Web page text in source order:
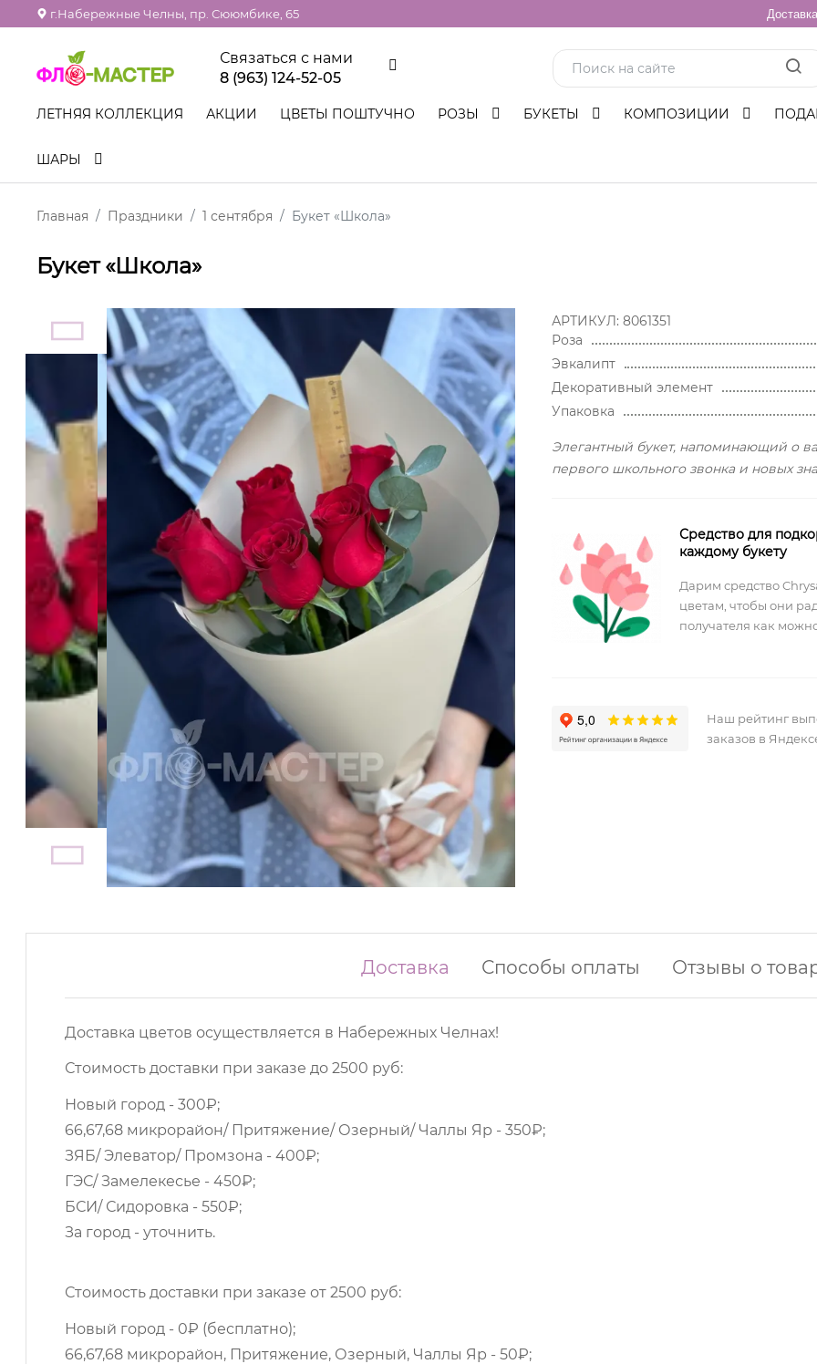
г.Набережные Челны, пр. Сююмбике, 65 Доставка
Связаться с нами
8 (963) 124-52-05
ЛЕТНЯЯ КОЛЛЕКЦИЯ АКЦИИ ЦВЕТЫ ПОШТУЧНО РОЗЫ БУКЕТЫ КОМПОЗИЦИИ
ШАРЫ
Главная Праздники 1 сентября Букет «Школа»
Букет «Школа»
АРТИКУЛ: 8061351
Роза
Эвкалипт
Декоративный элемент
Упаковка
Элегантный букет, напоминающий о
первого школьного звонка и новых
Средство для
каждому букету
Дарим средство
цветам, чтобы они
получателя как
Наш рейтинг
заказов в
Доставка Способы оплаты Отзывы о
Доставка цветов осуществляется в Набережных Челнах!
Стоимость доставки при заказе до 2500 руб:
Новый город - 300₽;
66,67,68 микрорайон/ Притяжение/ Озерный/ Чаллы Яр - 350₽;
ЗЯБ/ Элеватор/ Промзона - 400₽;
ГЭС/ Замелекесье - 450₽;
БСИ/ Сидоровка - 550₽;
За город - уточнить.
Стоимость доставки при заказе от 2500 руб:
Новый город - 0₽ (бесплатно);
66,67,68 микрорайон, Притяжение, Озерный, Чаллы Яр - 50₽;